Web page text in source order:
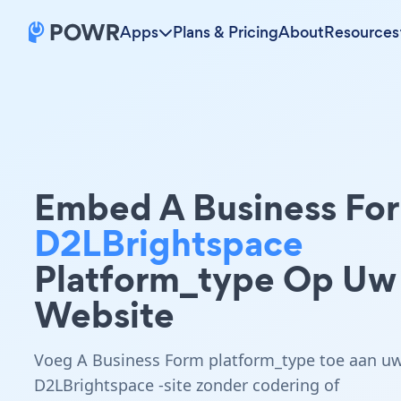
Apps Plans & PricingAboutResources
Embed A Business
D2LBrightspace
Platform_type Op Uw
Website
Voeg A Business Form platform_type toe aan
D2LBrightspace -site zonder codering of